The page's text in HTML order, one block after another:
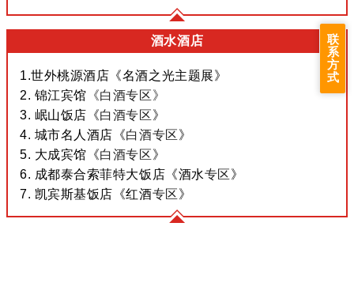
酒水酒店
1.世外桃源酒店 《名酒之光主题展》
2. 锦江宾馆 《白酒专区》
3. 岷山饭店 《白酒专区》
4. 城市名人酒店 《白酒专区》
5. 大成宾馆 《白酒专区》
6. 成都泰合索菲特大饭店 《酒水专区》
7. 凯宾斯基饭店 《红酒专区》
联
系
方
式